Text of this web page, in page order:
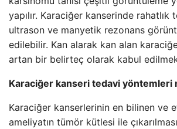
yapılır. Karaciğer kanserinde rahatlık
ultrason ve manyetik rezonans
edilebilir. Kan alarak kan alan
artan bir belirteç olarak kabul
Karaciğer kanseri tedavi yöntemleri
Karaciğer kanserlerinin en bilinen ve
ameliyatın tümör kütlesi ile